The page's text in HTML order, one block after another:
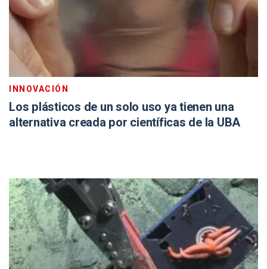
INNOVACIÓN
Los plásticos de un solo uso ya tienen una
alternativa creada por científicas de la UBA